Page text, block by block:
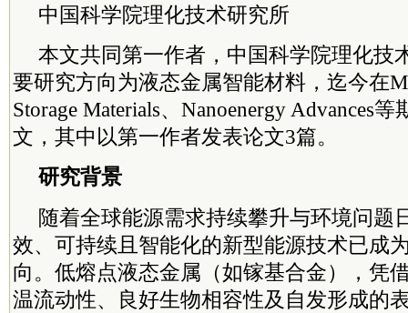
中国科学院理化技术研究所
本文共同第一作者，中国科学院理化技
要研究方向为液态金属智能材料，迄今在
Storage Materials、Nanoenergy Advances
文，其中以第一作者发表论文3篇。
研究背景
随着全球能源需求持续攀升与环境问题
效、可持续且智能化的新型能源技术已成
向。低熔点液态金属（如镓基合金），凭
温流动性、良好生物相容性及自发形成的